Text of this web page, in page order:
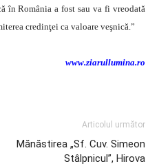
în România a fost sau va fi vreodată
credinţei ca valoare veşnică.”
www.ziarullumina.ro
Articolul următor
Mănăstirea „Sf. Cuv. Simeon
Stâlpnicul”, Hirova